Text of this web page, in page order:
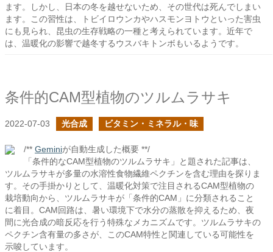
ます。しかし、日本の冬を越せないため、その世代は死んでしまい
ます。この習性は、トビイロウンカやハスモンヨトウといった害虫
にも見られ、昆虫の生存戦略の一種と考えられています。近年で
は、温暖化の影響で越冬するウスバキトンボもいるようです。
条件的CAM型植物のツルムラサキ
2022-07-03 光合成 ビタミン・ミネラル・味
/** Geminiが自動生成した概要 **/
「条件的なCAM型植物のツルムラサキ」と題された記事は、
ツルムラサキが多量の水溶性食物繊維ペクチンを含む理由を探りま
す。その手掛かりとして、温暖化対策で注目されるCAM型植物の
栽培動向から、ツルムラサキが「条件的CAM」に分類されること
に着目。CAM回路は、暑い環境下で水分の蒸散を抑えるため、夜
間に光合成の暗反応を行う特殊なメカニズムです。ツルムラサキの
ペクチン含有量の多さが、このCAM特性と関連している可能性を
示唆しています。